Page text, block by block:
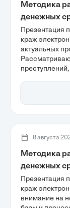
Методика
денежных
Презентация
краж
актуальных
процессе
улучшению
8 августа
Методика
денежных
Презентация
краж
внимание на